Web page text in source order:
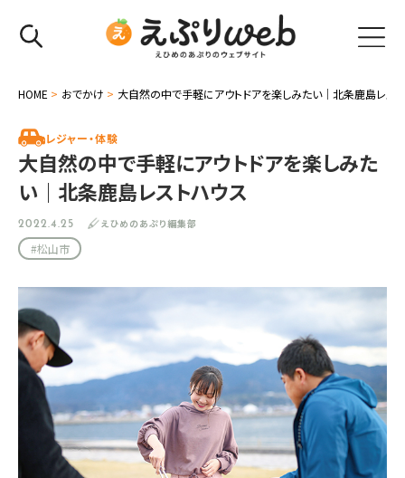
HOME > おでかけ > 大自然の中で手軽にアウトドアを楽しみたい｜北条鹿島レス
レジャー・体験
大自然の中で手軽にアウトドアを楽しみた
い｜北条鹿島レストハウス
2022.4.25 えひめのあぷり編集部
#松山市